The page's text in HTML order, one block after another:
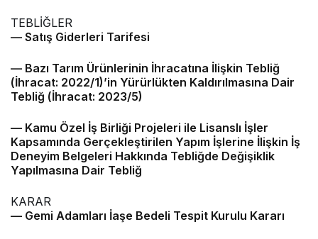
TEBLİĞLER
–– Satış Giderleri Tarifesi
–– Bazı Tarım Ürünlerinin İhracatına İlişkin Tebliğ
(İhracat: 2022/1)’in Yürürlükten Kaldırılmasına Dair
Tebliğ (İhracat: 2023/5)
–– Kamu Özel İş Birliği Projeleri ile Lisanslı İşler
Kapsamında Gerçekleştirilen Yapım İşlerine İlişkin İş
Deneyim Belgeleri Hakkında Tebliğde Değişiklik
Yapılmasına Dair Tebliğ
KARAR
–– Gemi Adamları İaşe Bedeli Tespit Kurulu Kararı